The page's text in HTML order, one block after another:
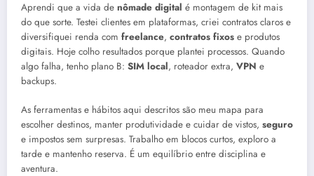
Aprendi que a vida de nômade digital é montagem de kit mais
do que sorte. Testei clientes em plataformas, criei contratos claros e
diversifiquei renda com freelance, contratos fixos e produtos
digitais. Hoje colho resultados porque plantei processos. Quando
algo falha, tenho plano B: SIM local, roteador extra, VPN e
backups.
As ferramentas e hábitos aqui descritos são meu mapa para
escolher destinos, manter produtividade e cuidar de vistos, seguro
e impostos sem surpresas. Trabalho em blocos curtos, exploro a
tarde e mantenho reserva. É um equilíbrio entre disciplina e
aventura.